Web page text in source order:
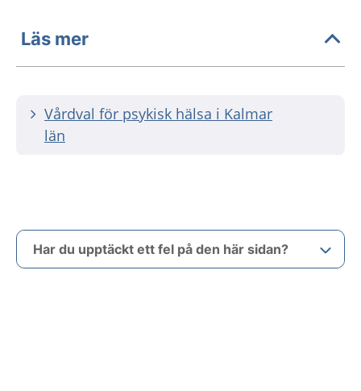
Läs mer
Vårdval för psykisk hälsa i Kalmar
län
Har du upptäckt ett fel på den här sidan?